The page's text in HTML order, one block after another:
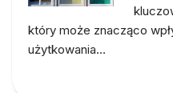
który może znacząco
użytkowania…